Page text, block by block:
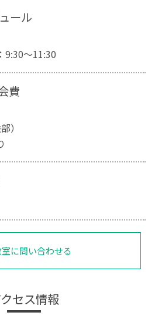
ール
9:30～11:30
費
）
に問い合わせる
セス情報